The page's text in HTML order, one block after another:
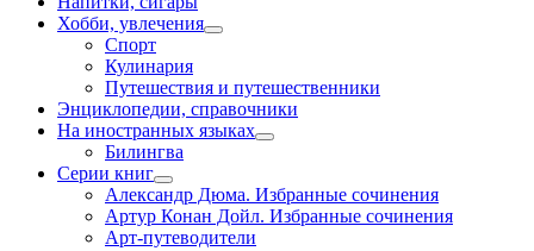
Хобби, увлечения
Спорт
Кулинария
Путешествия и путешественники
Энциклопедии, справочники
На иностранных языках
Билингва
Серии книг
Александр Дюма. Избранные сочинения
Артур Конан Дойл. Избранные сочинения
Арт-путеводители